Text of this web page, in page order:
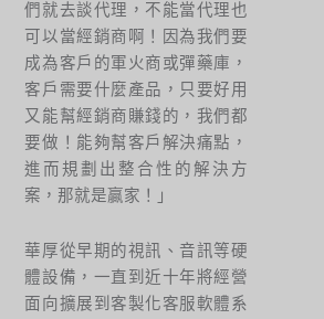
們就去談代理，不能當代理也
可以當經銷商啊！因為我們要
成為客戶的軍火商或彈藥庫，
客戶需要什麼產品，只要好用
又能幫經銷商賺錢的，我們都
要做！能夠幫客戶解決痛點，
進而規劃出整合性的解決方
案，那就是贏家！」
華厚從早期的視訊、音訊等硬
體設備，一直到近十年將經營
面向擴展到客製化客服軟體系